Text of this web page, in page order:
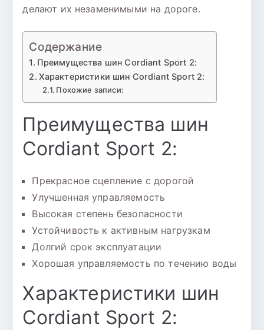
делают их незаменимыми на дороге.
Содержание
Преимущества шин Cordiant Sport 2:
Характеристики шин Cordiant Sport 2:
Похожие записи:
Преимущества шин
Cordiant Sport 2:
Прекрасное сцепление с дорогой
Улучшенная управляемость
Высокая степень безопасности
Устойчивость к активным нагрузкам
Долгий срок эксплуатации
Хорошая управляемость по течению воды
Характеристики шин
Cordiant Sport 2: